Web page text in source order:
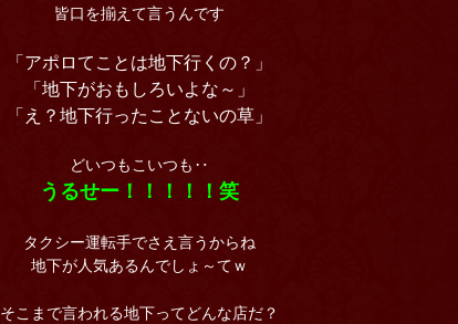
皆口を揃えて言うんです
「アポロてことは地下行くの？」
「地下がおもしろいよな～」
「え？地下行ったことないの草」
どいつもこいつも‥
うるせー！！！！！笑
タクシー運転手でさえ言うからね
地下が人気あるんでしょ～てｗ
そこまで言われる地下ってどんな店だ？